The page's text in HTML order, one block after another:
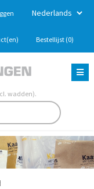
Bestellijst (0)
wadden).